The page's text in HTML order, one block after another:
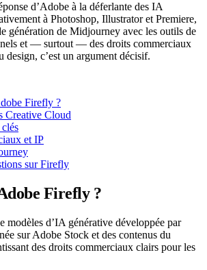
d’Adobe à la déferlante des IA
à Photoshop, Illustrator et Premiere,
génération de Midjourney avec les outils de
et — surtout — des droits commerciaux
design, c’est un argument décisif.
Firefly ?
Creative Cloud
et IP
sur Firefly
Firefly ?
modèles d’IA générative développée par
sur Adobe Stock et des contenus du
des droits commerciaux clairs pour les